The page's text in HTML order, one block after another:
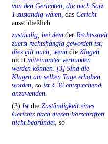
von den Gerichten, die nach Satz
1 zuständig wären, das Gericht
ausschließlich
zuständig, bei dem der Rechtsstreit
zuerst rechtshängig geworden ist;
dies gilt auch, wenn die Klagen
nicht miteinander verbunden
werden können. [3] Sind die
Klagen am selben Tage erhoben
worden, so ist § 36 entsprechend
anzuwenden.
(3) Ist die Zuständigkeit eines
Gerichts nach diesen Vorschriften
nicht begründet, so